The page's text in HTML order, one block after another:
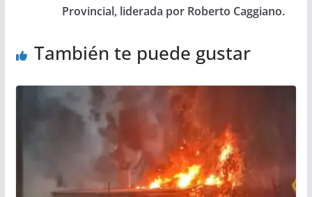
Provincial, liderada por Roberto Caggiano.
También te puede gustar